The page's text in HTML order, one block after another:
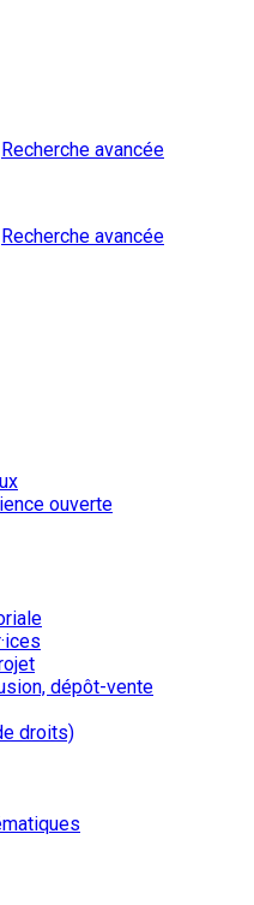
Recherche avancée
Recherche avancée
ouverte
dépôt-vente
droits)